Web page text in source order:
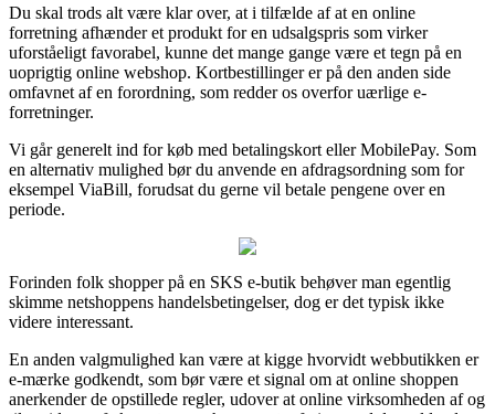
Du skal trods alt være klar over, at i tilfælde af at en online
forretning afhænder et produkt for en udsalgspris som virker
uforståeligt favorabel, kunne det mange gange være et tegn på en
uoprigtig online webshop. Kortbestillinger er på den anden side
omfavnet af en forordning, som redder os overfor uærlige e-
forretninger.
Vi går generelt ind for køb med betalingskort eller MobilePay. Som
en alternativ mulighed bør du anvende en afdragsordning som for
eksempel ViaBill, forudsat du gerne vil betale pengene over en
periode.
Forinden folk shopper på en SKS e-butik behøver man egentlig
skimme netshoppens handelsbetingelser, dog er det typisk ikke
videre interessant.
En anden valgmulighed kan være at kigge hvorvidt webbutikken er
e-mærke godkendt, som bør være et signal om at online shoppen
anerkender de opstillede regler, udover at online virksomheden af og